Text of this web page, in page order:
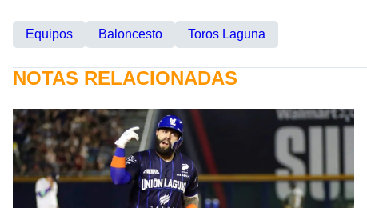
Equipos Baloncesto Toros Laguna
NOTAS RELACIONADAS